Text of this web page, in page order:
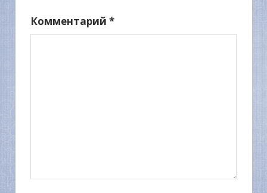
Комментарий *